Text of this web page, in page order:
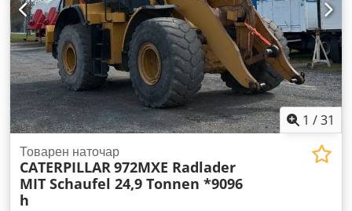
1 /31
Товарен наточар
CATERPILLAR972MXE Radlader
MIT Schaufel 24,9 Tonnen *9096
h